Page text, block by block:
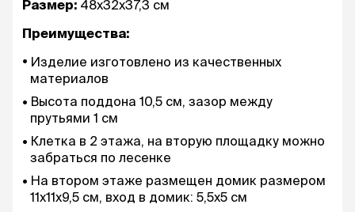
Размер: 48х32х37,3 см
Преимущества:
Изделие изготовлено из качественных
материалов
Высота поддона 10,5 см, зазор между
прутьями 1 см
Клетка в 2 этажа, на вторую площадку можно
забраться по лесенке
На втором этаже размещен домик размером
11х11х9,5 см, вход в домик: 5,5х5 см